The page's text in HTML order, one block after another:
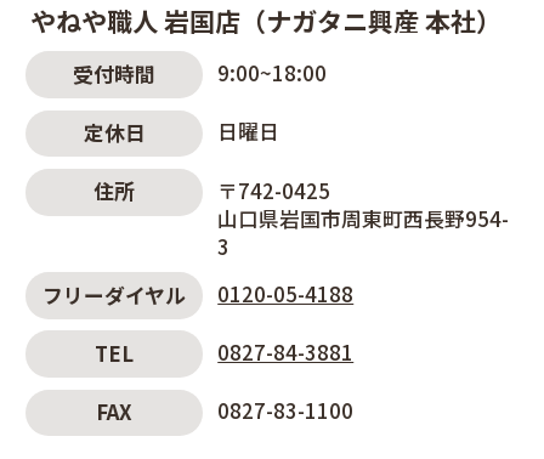
やねや職人 岩国店（ナガタニ興産 本社）
受付時間 9:00~18:00
定休日 日曜日
住所
〒742-0425
山口県岩国市周東町西長野954-
3
フリーダイヤル
0120-05-4188
TEL 0827-84-3881
FAX 0827-83-1100